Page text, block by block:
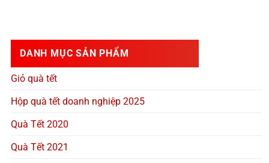
DANH MỤC SẢN PHẨM
Giỏ quà tết
Hộp quà tết doanh nghiệp 2025
Quà Tết 2020
Quà Tết 2021